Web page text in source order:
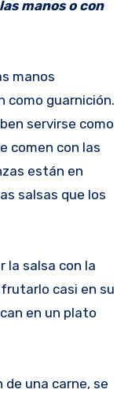
manos o con
manos
como guarnición.
servirse como
comen con las
están en
salsas que los
la salsa con la
casi en su
en un plato
de una carne, se